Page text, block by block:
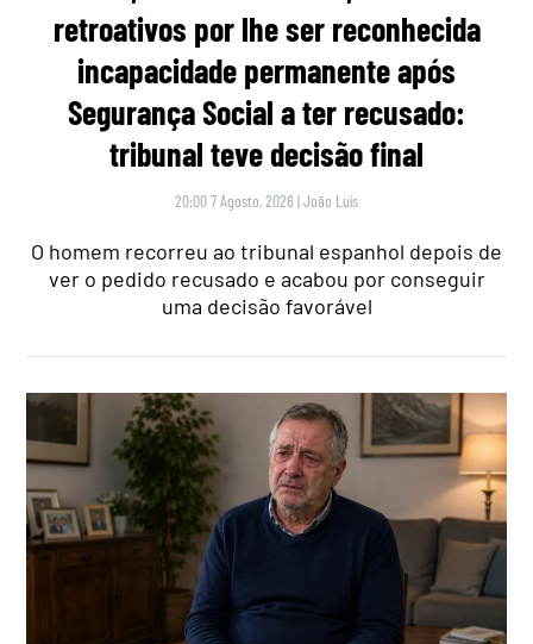
retroativos por lhe ser reconhecida
incapacidade permanente após
Segurança Social a ter recusado:
tribunal teve decisão final
20:00 7 Agosto, 2026 |João Luís
O homem recorreu ao tribunal espanhol depois de
ver o pedido recusado e acabou por conseguir
uma decisão favorável